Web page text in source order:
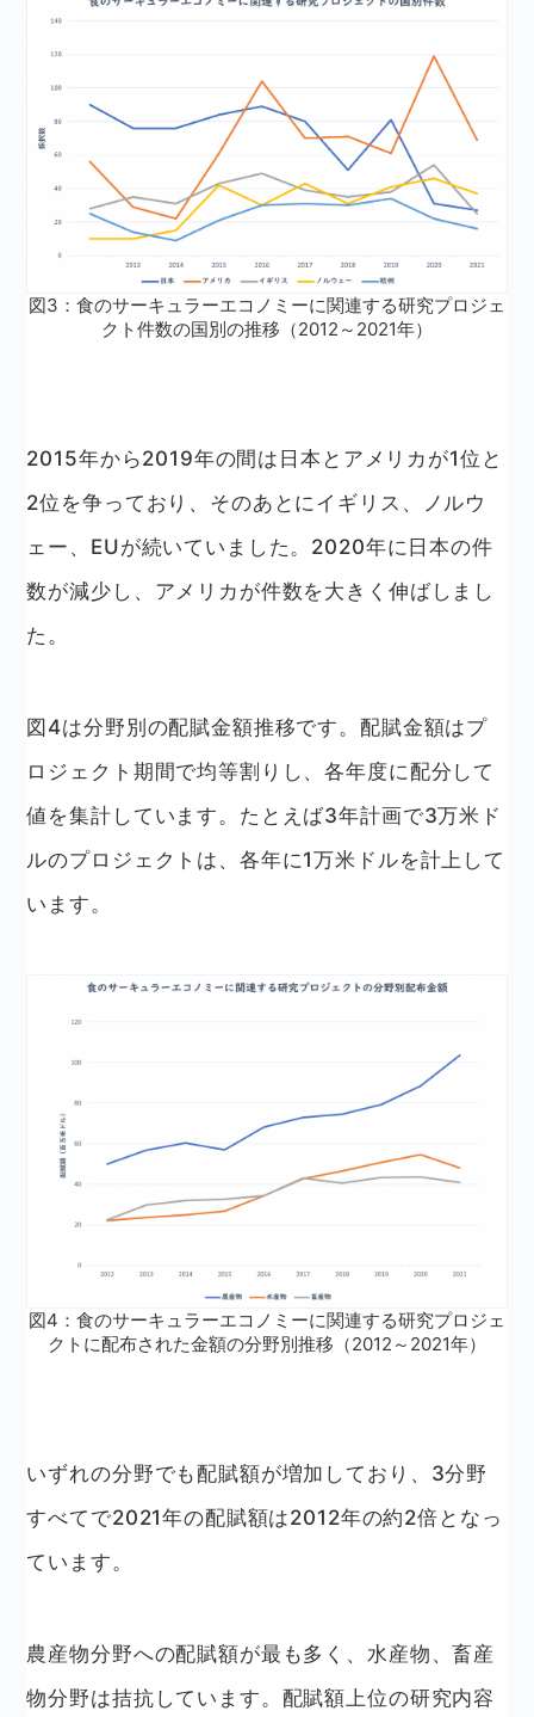
図3：食のサーキュラーエコノミーに関連する研究プロジェ
クト件数の国別の推移（2012～2021年）
2015年から2019年の間は日本とアメリカが1位と
2位を争っており、そのあとにイギリス、ノルウ
ェー、EUが続いていました。2020年に日本の件
数が減少し、アメリカが件数を大きく伸ばしまし
た。
図4は分野別の配賦金額推移です。配賦金額はプ
ロジェクト期間で均等割りし、各年度に配分して
値を集計しています。たとえば3年計画で3万米ド
ルのプロジェクトは、各年に1万米ドルを計上して
います。
図4：食のサーキュラーエコノミーに関連する研究プロジェ
クトに配布された金額の分野別推移（2012～2021年）
いずれの分野でも配賦額が増加しており、3分野
すべてで2021年の配賦額は2012年の約2倍となっ
ています。
農産物分野への配賦額が最も多く、水産物、畜産
物分野は拮抗しています。配賦額上位の研究内容